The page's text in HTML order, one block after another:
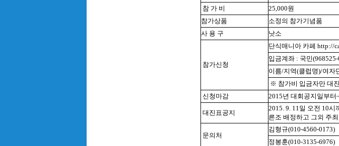
참 가 비
25,000원
참가상품
소정의 참가기념품
사 용 구
낫소
참가신청
단식매니아 카페 http://
입금계좌 : 국민
이름/지역(클럽명)/여자
※ 참가비 입금자만 대
신청마감
2015년 대회공지일부터
대진표공지
2015. 9. 11일 오전 10시
른조 배정하고 그외 주
문의처
김형규(010-4560-0173)
정봉훈(010-3135-6976)